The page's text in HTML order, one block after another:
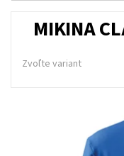
MIKINA
Zvoľte variant